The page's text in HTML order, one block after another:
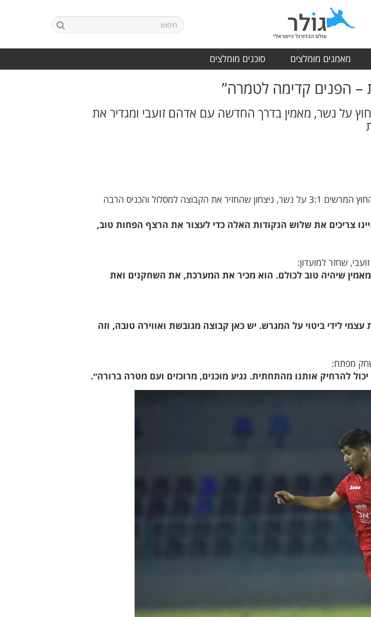
מאמנים מומלצים סוכנים מומלצים
– הפנים קדימה לטמרה”
הפועל בני מוסמוס מרוצה מהניצחון 3:1 בחוץ על נשר, מאמין בדרך החדשה עם אדהם זועבי ומגדיר את
קשר הפועל בני מוסמוס, מוחמד גדיר, סיכם בסיפוק את ניצחון החוץ המרשים 3:1 על נשר, ניצחון שהחזיר את הקבוצה למסלול והכניס הרבה
צריכים את שלוש הנקודות האלה כדי לעצור את הרצף הפחות טוב,
שחזר למועדון:
שיהיה טוב לכולם. הוא מכיר את המערכת, את השחקנים ואת
לידי ביטוי על המגרש. יש כאן קבוצה מגובשת ואווירה טובה, וזה
מפתח:
להרחיק אותנו מהתחתית. נגיע מוכנים, מרוכזים ועם מטרה ברורה״.